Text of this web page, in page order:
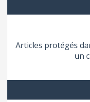
Articles protégés
un